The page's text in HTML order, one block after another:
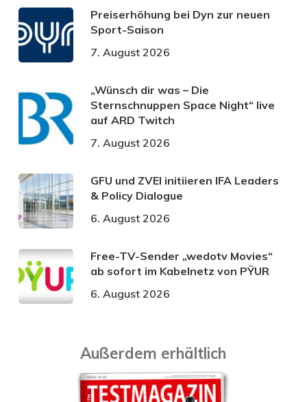
Preiserhöhung bei Dyn zur neuen
Sport-Saison
7. August 2026
„Wünsch dir was – Die
Sternschnuppen Space Night“ live
auf ARD Twitch
7. August 2026
GFU und ZVEI initiieren IFA Leaders
& Policy Dialogue
6. August 2026
Free-TV-Sender „wedotv Movies“
ab sofort im Kabelnetz von PŸUR
6. August 2026
Außerdem erhältlich